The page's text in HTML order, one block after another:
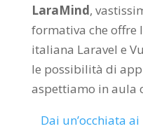
LaraMind,
formativa che offre
italiana Laravel e
le possibilità di
aspettiamo in aula
Dai un’occhiata